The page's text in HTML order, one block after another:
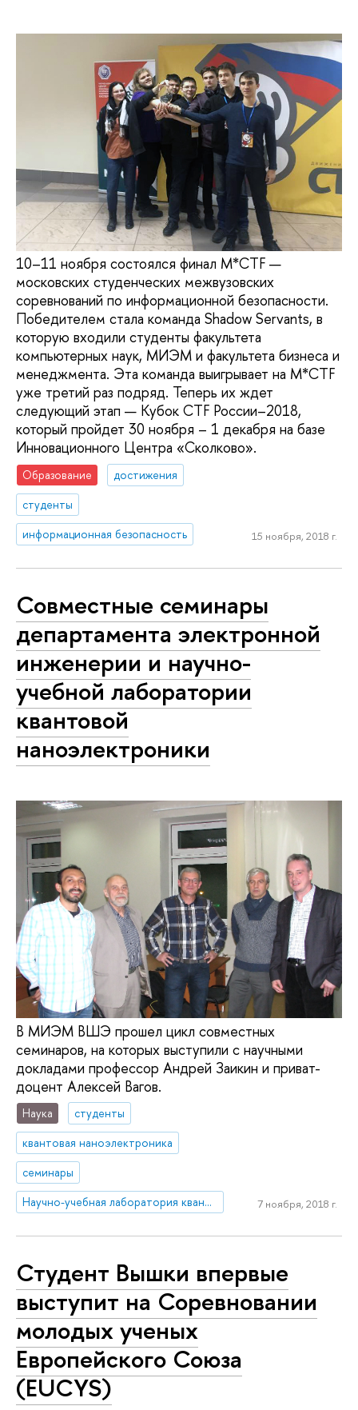
10–11 ноября состоялся финал M*CTF —
московских студенческих межвузовских
соревнований по информационной безопасности.
Победителем стала команда Shadow Servants, в
которую входили студенты факультета
компьютерных наук, МИЭМ и факультета бизнеса и
менеджмента. Эта команда выигрывает на M*CTF
уже третий раз подряд. Теперь их ждет
следующий этап — Кубок CTF России–2018,
который пройдет 30 ноября – 1 декабря на базе
Инновационного Центра «Сколково».
Образование
достижения
студенты
информационная безопасность
15 ноября, 2018 г.
Совместные семинары
департамента электронной
инженерии и научно-
учебной лаборатории
квантовой
наноэлектроники
В МИЭМ ВШЭ прошел цикл совместных
семинаров, на которых выступили с научными
докладами профессор Андрей Заикин и приват-
доцент Алексей Вагов.
Наука
студенты
квантовая наноэлектроника
семинары
Научно-учебная лаборатория квантовой наноэлектроники
7 ноября, 2018 г.
Студент Вышки впервые
выступит на Соревновании
молодых ученых
Европейского Союза
(EUCYS)